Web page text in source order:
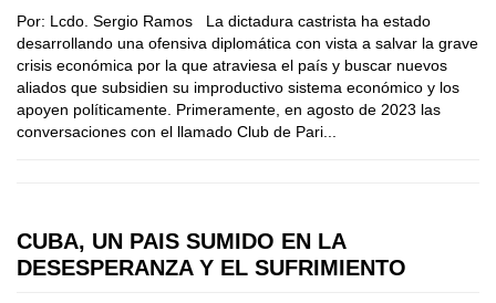
Por: Lcdo. Sergio Ramos La dictadura castrista ha estado
desarrollando una ofensiva diplomática con vista a salvar la grave
crisis económica por la que atraviesa el país y buscar nuevos
aliados que subsidien su improductivo sistema económico y los
apoyen políticamente. Primeramente, en agosto de 2023 las
conversaciones con el llamado Club de Pari...
CUBA, UN PAIS SUMIDO EN LA
DESESPERANZA Y EL SUFRIMIENTO